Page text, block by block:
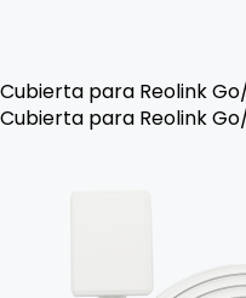
Cubierta para Reolink
Cubierta para Reolink